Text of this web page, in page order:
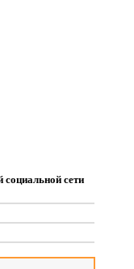
сети